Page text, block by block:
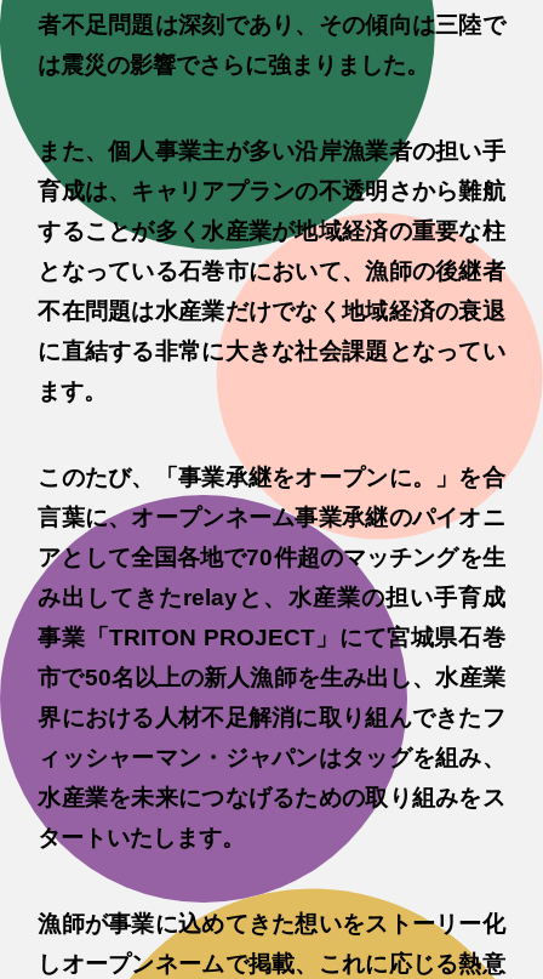
者不足問題は深刻であり、その傾向は三陸で
は震災の影響でさらに強まりました。
また、個人事業主が多い沿岸漁業者の担い手
育成は、キャリアプランの不透明さから難航
することが多く水産業が地域経済の重要な柱
となっている石巻市において、漁師の後継者
不在問題は水産業だけでなく地域経済の衰退
に直結する非常に大きな社会課題となってい
ます。
このたび、「事業承継をオープンに。」を合
言葉に、オープンネーム事業承継のパイオニ
アとして全国各地で70件超のマッチングを生
み出してきたrelayと、水産業の担い手育成
事業「TRITON PROJECT」にて宮城県石巻
市で50名以上の新人漁師を生み出し、水産業
界における人材不足解消に取り組んできたフ
ィッシャーマン・ジャパンはタッグを組み、
水産業を未来につなげるための取り組みをス
タートいたします。
漁師が事業に込めてきた想いをストーリー化
しオープンネームで掲載、これに応じる熱意